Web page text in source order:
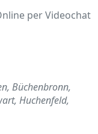
per Videochat
Büchenbronn,
Huchenfeld,